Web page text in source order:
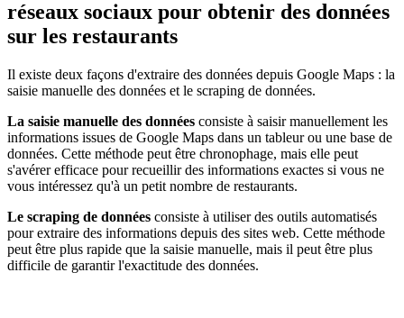
réseaux sociaux pour obtenir des données
sur les restaurants
Il existe deux façons d'extraire des données depuis Google Maps : la
saisie manuelle des données et le scraping de données.
La saisie manuelle des données consiste à saisir manuellement les
informations issues de Google Maps dans un tableur ou une base de
données. Cette méthode peut être chronophage, mais elle peut
s'avérer efficace pour recueillir des informations exactes si vous ne
vous intéressez qu'à un petit nombre de restaurants.
Le scraping de données consiste à utiliser des outils automatisés
pour extraire des informations depuis des sites web. Cette méthode
peut être plus rapide que la saisie manuelle, mais il peut être plus
difficile de garantir l'exactitude des données.